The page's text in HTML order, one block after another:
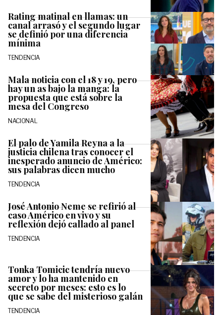
Rating matinal en llamas: un
canal arrasó y el segundo lugar
se definió por una diferencia
mínima
TENDENCIA
Mala noticia con el 18 y 19, pero
hay un as bajo la manga: la
propuesta que está sobre la
mesa del Congreso
NACIONAL
El palo de Yamila Reyna a la
justicia chilena tras conocer el
inesperado anuncio de Américo:
sus palabras dicen mucho
TENDENCIA
José Antonio Neme se refirió al
caso Américo en vivo y su
reflexión dejó callado al panel
TENDENCIA
Tonka Tomicic tendría nuevo
amor y lo ha mantenido en
secreto por meses: esto es lo
que se sabe del misterioso galán
TENDENCIA